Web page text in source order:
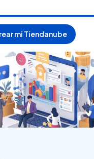
mi Tiendanube